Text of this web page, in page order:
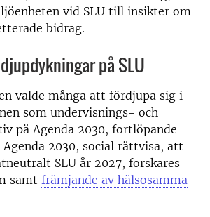
vid SLU till insikter om
bidrag.
på SLU
valde många att fördjupa sig i
som undervisnings- och
på Agenda 2030, fortlöpande
2030, social rättvisa, att
SLU år 2027, forskares
samt främjande av hälsosamma